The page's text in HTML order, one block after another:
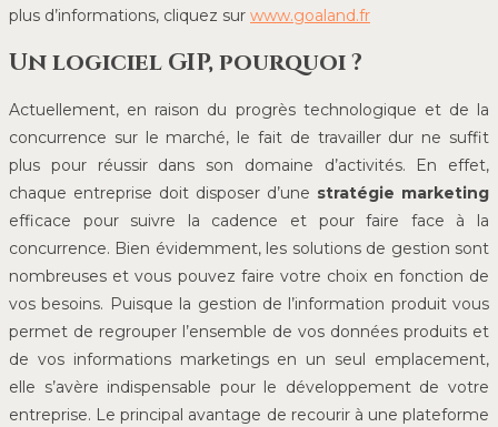
plus d’informations, cliquez sur www.goaland.fr
Un logiciel GIP, pourquoi ?
Actuellement, en raison du progrès technologique et de la
concurrence sur le marché, le fait de travailler dur ne suffit
plus pour réussir dans son domaine d’activités. En effet,
chaque entreprise doit disposer d’une stratégie marketing
efficace pour suivre la cadence et pour faire face à la
concurrence. Bien évidemment, les solutions de gestion sont
nombreuses et vous pouvez faire votre choix en fonction de
vos besoins. Puisque la gestion de l’information produit vous
permet de regrouper l’ensemble de vos données produits et
de vos informations marketings en un seul emplacement,
elle s’avère indispensable pour le développement de votre
entreprise. Le principal avantage de recourir à une plateforme